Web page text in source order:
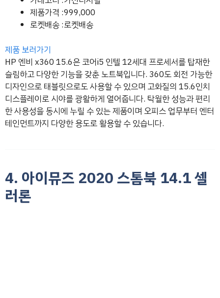
제품가격 :999,000
로켓배송 :로켓배송
제품 보러가기
HP 엔비 x360 15.6은 코어i5 인텔 12세대 프로세서를 탑재한
슬림하고 다양한 기능을 갖춘 노트북입니다. 360도 회전 가능한
디자인으로 태블릿으로도 사용할 수 있으며 고화질의 15.6인치
디스플레이로 시야를 광활하게 열어줍니다. 탁월한 성능과 편리
한 사용성을 동시에 누릴 수 있는 제품이며 오피스 업무부터 엔터
테인먼트까지 다양한 용도로 활용할 수 있습니다.
4. 아이뮤즈 2020 스톰북 14.1 셀
러론